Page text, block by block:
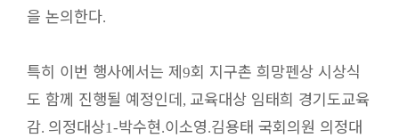
을 논의한다.
특히 이번 행사에서는 제9회 지구촌 희망펜상 시상식
도 함께 진행될 예정인데, 교육대상 임태희 경기도교육
감. 의정대상1-박수현.이소영.김용태 국회의원 의정대